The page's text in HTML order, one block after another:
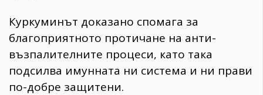
Куркуминът доказано спомага за
благоприятното протичане на анти-
възпалителните процеси, като така
подсилва имунната ни система и ни прави
по-добре защитени.